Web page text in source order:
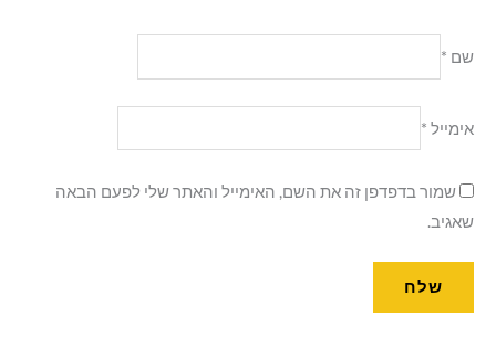
שם *
אימייל *
שמור בדפדפן זה את השם, האימייל והאתר שלי לפעם הבאה
שאגיב.